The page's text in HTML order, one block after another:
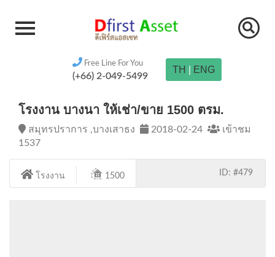
Free Line For You
(+66) 2-049-5499
TH ENG
โรงงาน บางนา ให้เช่า/ขาย 1500 ตรม.
สมุทรปราการ ,บางเสาธง 2018-02-24
เข้าชม
1537
โรงงาน 1500 ID: #479